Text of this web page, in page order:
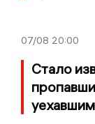
07/08 20:00
Стало